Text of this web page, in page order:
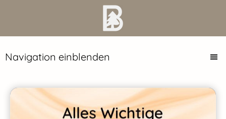
Navigation einblenden